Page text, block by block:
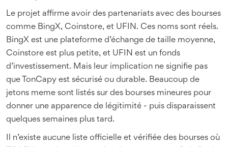
Le projet affirme avoir des partenariats avec des bourses
comme BingX, Coinstore, et UFIN. Ces noms sont réels.
BingX est une plateforme d’échange de taille moyenne,
Coinstore est plus petite, et UFIN est un fonds
d’investissement. Mais leur implication ne signifie pas
que TonCapy est sécurisé ou durable. Beaucoup de
jetons meme sont listés sur des bourses mineures pour
donner une apparence de légitimité - puis disparaissent
quelques semaines plus tard.
Il n’existe aucune liste officielle et vérifiée des bourses où